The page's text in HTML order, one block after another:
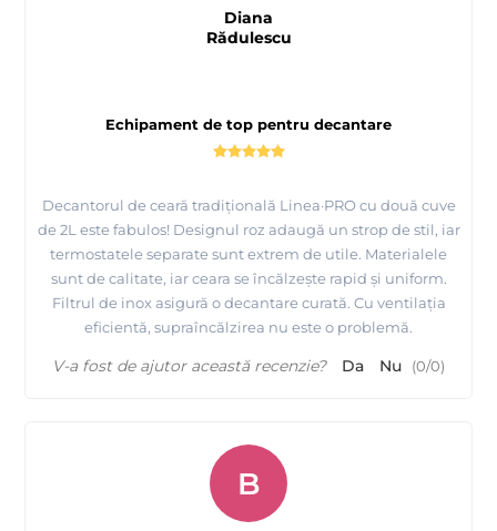
Echipament de top pentru decantare
Decantorul de ceară tradițională Linea·PRO cu două cuve
de 2L este fabulos! Designul roz adaugă un strop de stil, iar
termostatele separate sunt extrem de utile. Materialele
sunt de calitate, iar ceara se încălzește rapid și uniform.
Filtrul de inox asigură o decantare curată. Cu ventilația
eficientă, supraîncălzirea nu este o problemă.
Diana
Rădulescu
V-a fost de ajutor această recenzie? Da Nu (0/0)
B